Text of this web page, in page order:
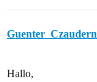
Hallo,